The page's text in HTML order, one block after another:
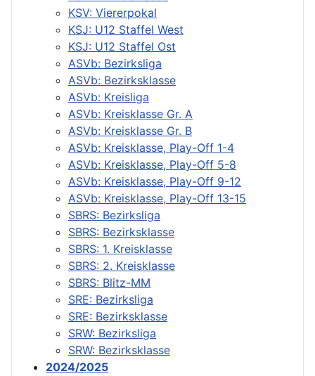
KSV: Viererpokal
KSJ: U12 Staffel West
KSJ: U12 Staffel Ost
ASVb: Bezirksliga
ASVb: Bezirksklasse
ASVb: Kreisliga
ASVb: Kreisklasse Gr. A
ASVb: Kreisklasse Gr. B
ASVb: Kreisklasse, Play-Off 1-4
ASVb: Kreisklasse, Play-Off 5-8
ASVb: Kreisklasse, Play-Off 9-12
ASVb: Kreisklasse, Play-Off 13-15
SBRS: Bezirksliga
SBRS: Bezirksklasse
SBRS: 1. Kreisklasse
SBRS: 2. Kreisklasse
SBRS: Blitz-MM
SRE: Bezirksliga
SRE: Bezirksklasse
SRW: Bezirksliga
SRW: Bezirksklasse
2024/2025